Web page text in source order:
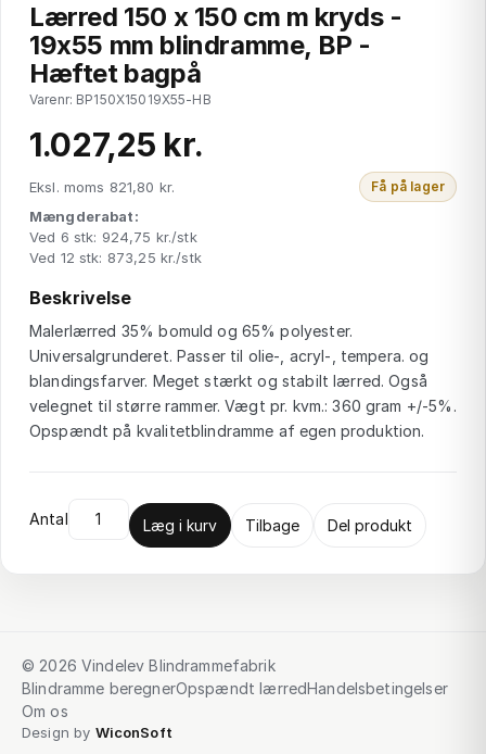
Lærred 150 x 150 cm m kryds -
19x55 mm blindramme, BP -
Hæftet bagpå
Varenr: BP150X15019X55-HB
1.027,25 kr.
Eksl. moms 821,80 kr. Få på lager
Mængderabat:
Ved 6 stk: 924,75 kr./stk
Ved 12 stk: 873,25 kr./stk
Beskrivelse
Malerlærred 35% bomuld og 65% polyester.
Universalgrunderet. Passer til olie-, acryl-, tempera. og
blandingsfarver. Meget stærkt og stabilt lærred. Også
velegnet til større rammer. Vægt pr. kvm.: 360 gram +/-5%.
Opspændt på kvalitetblindramme af egen produktion.
Antal Læg i kurv Tilbage Del produkt
© 2026 Vindelev Blindrammefabrik
Blindramme beregnerOpspændt lærredHandelsbetingelser
Om os
Design by WiconSoft